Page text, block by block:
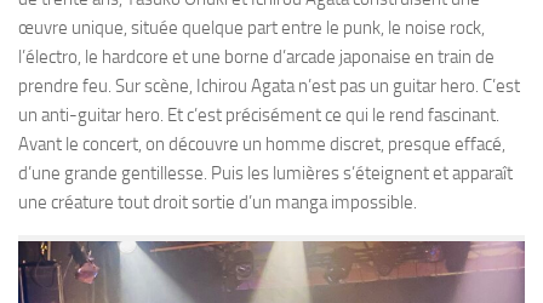
œuvre unique, située quelque part entre le punk, le noise rock,
l’électro, le hardcore et une borne d’arcade japonaise en train de
prendre feu. Sur scène, Ichirou Agata n’est pas un guitar hero. C’est
un anti-guitar hero. Et c’est précisément ce qui le rend fascinant.
Avant le concert, on découvre un homme discret, presque effacé,
d’une grande gentillesse. Puis les lumières s’éteignent et apparaît
une créature tout droit sortie d’un manga impossible.